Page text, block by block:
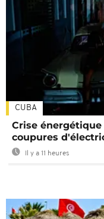
CUBA
Crise
coupures
Il y a 11 heures